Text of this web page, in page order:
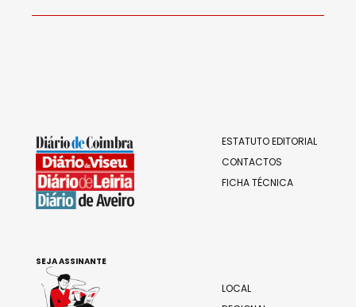
ESTATUTO EDITORIAL
CONTACTOS
FICHA TÉCNICA
LOCAL
SEJA ASSINANTE